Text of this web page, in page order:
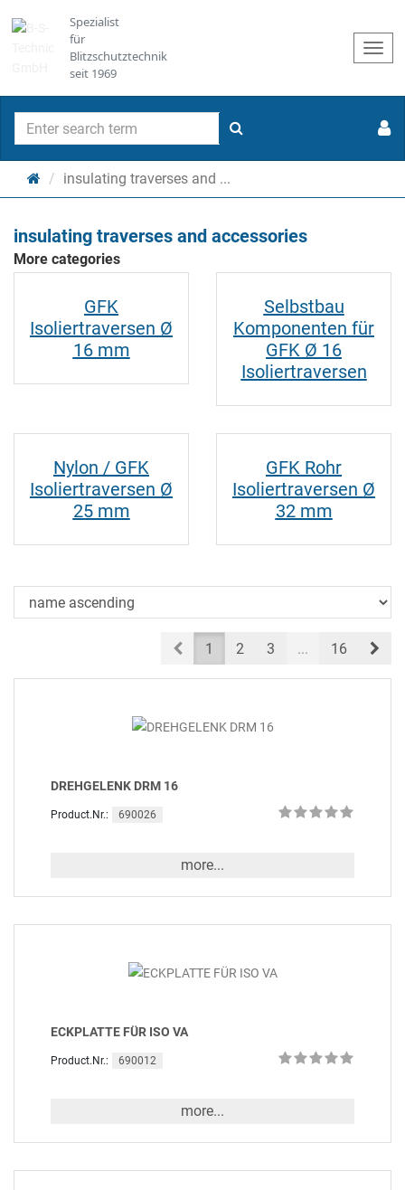
Spezialist
für
Blitzschutztechnik
seit 1969
Main
page
insulating traverses and ...
insulating traverses and accessories
More categories
GFK
Isoliertraversen Ø
16 mm
Selbstbau
Komponenten für
GFK Ø 16
Isoliertraversen
Nylon / GFK
Isoliertraversen Ø
25 mm
GFK Rohr
Isoliertraversen Ø
32 mm
Prev1 2 3 ... 16
DREHGELENK DRM 16
Product.Nr.: 690026
more...
ECKPLATTE FÜR ISO VA
Product.Nr.: 690012
more...